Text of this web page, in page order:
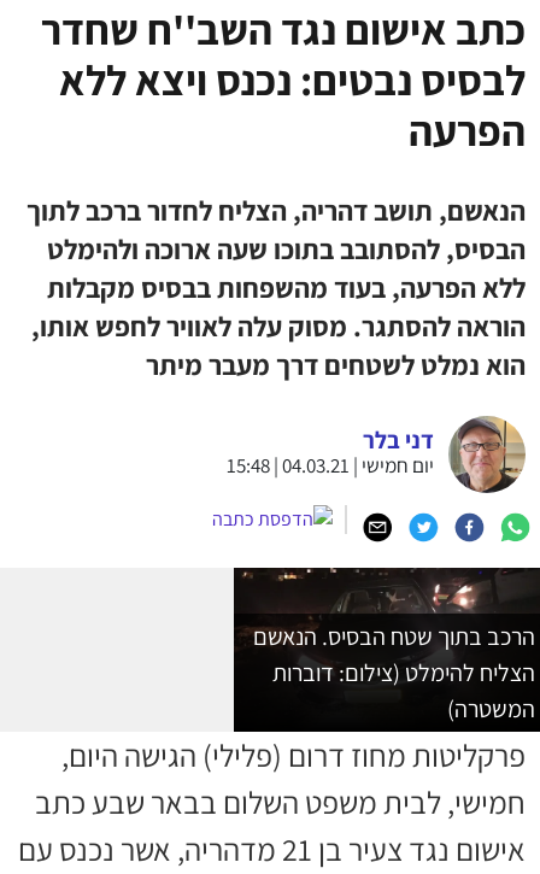
כתב אישום נגד השב''ח שחדר
לבסיס נבטים: נכנס ויצא ללא
הפרעה
הנאשם, תושב דהריה, הצליח לחדור ברכב לתוך
הבסיס, להסתובב בתוכו שעה ארוכה ולהימלט
ללא הפרעה, בעוד מהשפחות בבסיס מקבלות
הוראה להסתגר. מסוק עלה לאוויר לחפש אותו,
הוא נמלט לשטחים דרך מעבר מיתר
דני בלר
יום חמישי | 04.03.21 | 15:48
הרכב בתוך שטח הבסיס. הנאשם
הצליח להימלט (צילום: דוברות
המשטרה)
פרקליטות מחוז דרום (פלילי) הגישה היום,
חמישי, לבית משפט השלום בבאר שבע כתב
אישום נגד צעיר בן 21 מדהריה, אשר נכנס עם